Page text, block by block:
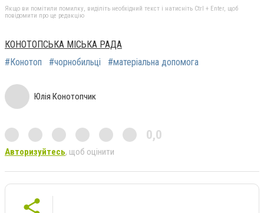
Якщо ви помітили помилку, виділіть необхідний текст і натисніть Ctrl + Enter, щоб
повідомити про це редакцію
КОНОТОПСЬКА МІСЬКА РАДА
#Конотоп
#чорнобильці #матеріальна допомога
Юлія Конотопчик
0,0
Авторизуйтесь, щоб оцінити